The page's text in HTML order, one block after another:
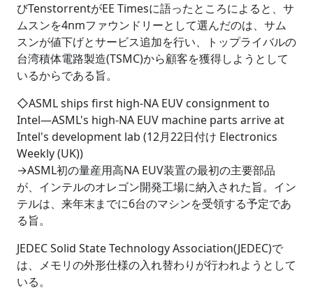
びTenstorrentがEE Timesに語ったところによると、サ
ムスンを4nmファウンドリーとして選んだのは、サム
スンが値下げとサービス追加を行い、トップライバルの
台湾積体電路製造(TSMC)から顧客を獲得しようとして
いるからである旨。
◇ASML ships first high-NA EUV consignment to
Intel―ASML's high-NA EUV machine parts arrive at
Intel's development lab (12月22日付け Electronics
Weekly (UK))
→ASML初の量産用高NA EUV装置の最初の主要部品
が、インテルのオレゴン開発工場に納入された旨。イン
テルは、来年末までに6台のマシンを受領する予定であ
る旨。
JEDEC Solid State Technology Association(JEDEC)で
は、メモリの外形仕様の入れ替わりが行われようとして
いる。